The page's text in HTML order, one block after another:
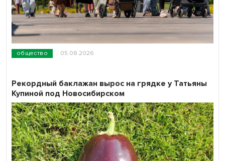
общество 05.08.2026
Рекордный баклажан вырос на грядке у Татьяны
Купиной под Новосибирском